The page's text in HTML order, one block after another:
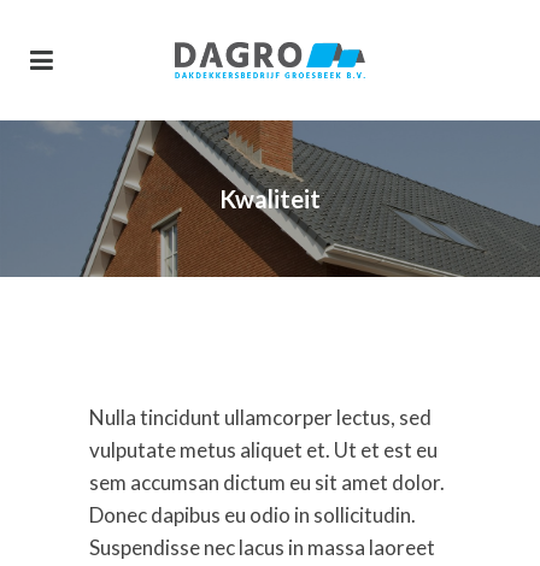
Kwaliteit
Nulla tincidunt ullamcorper lectus, sed
vulputate metus aliquet et. Ut et est eu
sem accumsan dictum eu sit amet dolor.
Donec dapibus eu odio in sollicitudin.
Suspendisse nec lacus in massa laoreet